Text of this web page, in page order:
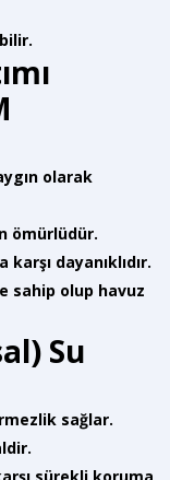
olarak
ömürlüdür.
karşı dayanıklıdır.
sahip olup havuz
Su
sağlar.